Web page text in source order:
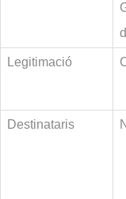
Legitimació
Destinataris